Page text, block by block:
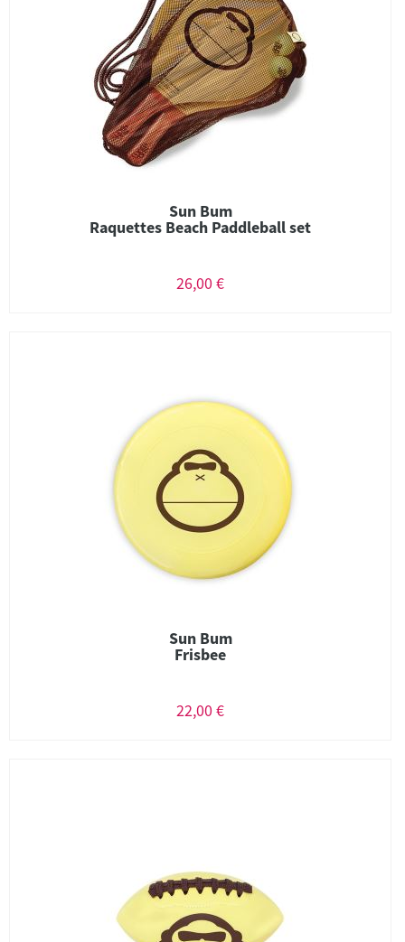
Sun Bum
Raquettes Beach Paddleball set
26,00 €
Sun Bum
Frisbee
22,00 €